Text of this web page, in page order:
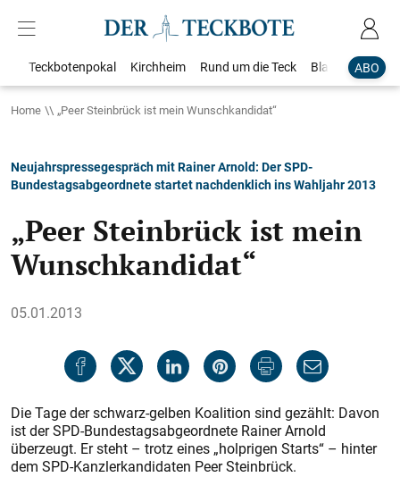
ABO
Teckbotenpokal Kirchheim Rund um die Teck Blaulicht
Home „Peer Steinbrück ist mein Wunschkandidat“
Neujahrspressegespräch mit Rainer Arnold: Der SPD-
Bundestagsabgeordnete startet nachdenklich ins Wahljahr 2013
„Peer Steinbrück ist mein
Wunschkandidat“
05.01.2013
Die Tage der schwarz-gelben Koalition sind gezählt: Davon
ist der SPD-Bundestagsabgeordnete Rainer Arnold
überzeugt. Er steht – trotz eines „holprigen Starts“ – hinter
dem SPD-Kanzlerkandidaten Peer Steinbrück.